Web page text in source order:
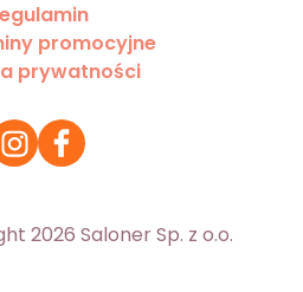
promocyjne
prywatności
2026 Saloner Sp. z o.o.